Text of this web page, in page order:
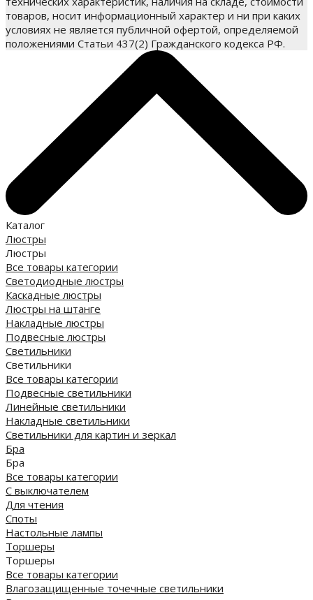
товаров, носит информационный характер и ни при каких
условиях не является публичной офертой, определяемой
положениями Статьи 437(2) Гражданского кодекса РФ.
Каталог
Люстры
Люстры
Все товары категории
Светодиодные люстры
Каскадные люстры
Люстры на штанге
Накладные люстры
Подвесные люстры
Светильники
Светильники
Все товары категории
Подвесные светильники
Линейные светильники
Накладные светильники
Светильники для картин и зеркал
Бра
Бра
Все товары категории
С выключателем
Для чтения
Споты
Настольные лампы
Торшеры
Торшеры
Все товары категории
Влагозащищенные точечные светильники